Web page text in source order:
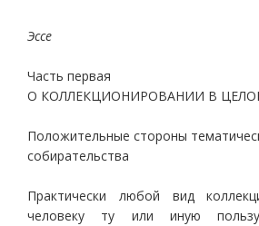
Эссе
Часть первая
О КОЛЛЕКЦИОНИРОВАНИИ В
Положительные стороны
собирательства
Практически любой вид
человеку ту или иную